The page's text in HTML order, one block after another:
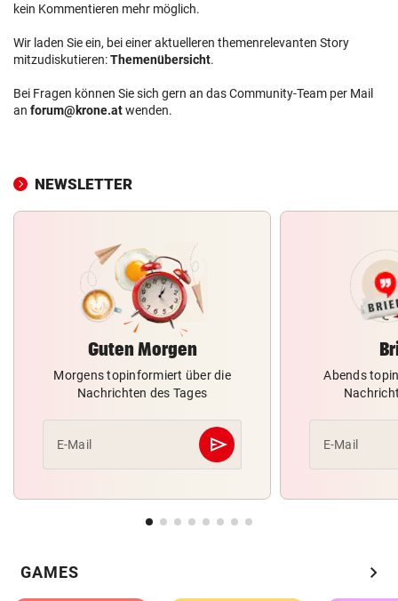
kein Kommentieren mehr möglich.
Wir laden Sie ein, bei einer aktuelleren themenrelevanten Story
mitzudiskutieren:Themenübersicht.
Bei Fragen können Sie sich gern an das Community-Team per Mail
an forum@krone.atwenden.
NEWSLETTER
Guten Morgen
Morgens topinformiert über die
Nachrichten des Tages
E-Mail send
Abschicken
Abends
E-Mail
GAMES chevron_right